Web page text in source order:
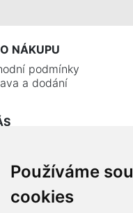
Používáme
cookies
NÁKUPU
podmínky
a dodání
a současnost
ÚDAJE